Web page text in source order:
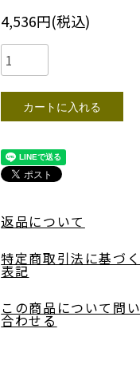
4,536円(税込)
カートに入れる
返品について
特定商取引法に基づく
表記
この商品について問い
合わせる